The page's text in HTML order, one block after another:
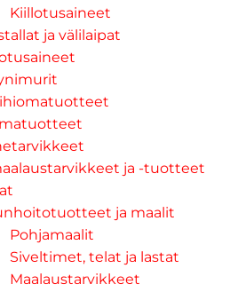
Kiillotusaineet
ja välilaipat
ja -tuotteet
ja maalit
Pohjamaalit
Siveltimet, telat ja lastat
Maalaustarvikkeet